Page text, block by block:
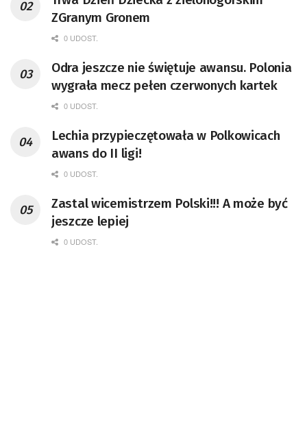
ZGranym Gronem
0 UDOST.
Odra jeszcze nie świętuje awansu. Polonia
wygrała mecz pełen czerwonych kartek
0 UDOST.
Lechia przypieczętowała w Polkowicach
awans do II ligi!
0 UDOST.
Zastal wicemistrzem Polski!!! A może być
jeszcze lepiej
0 UDOST.